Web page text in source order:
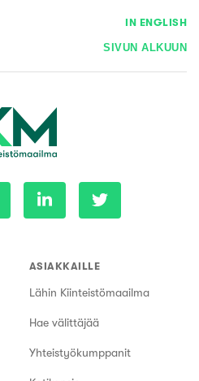
IN ENGLISH
SIVUN ALKUUN
ASIAKKAILLE
Lähin Kiinteistömaailma
Hae välittäjää
Yhteistyökumppanit